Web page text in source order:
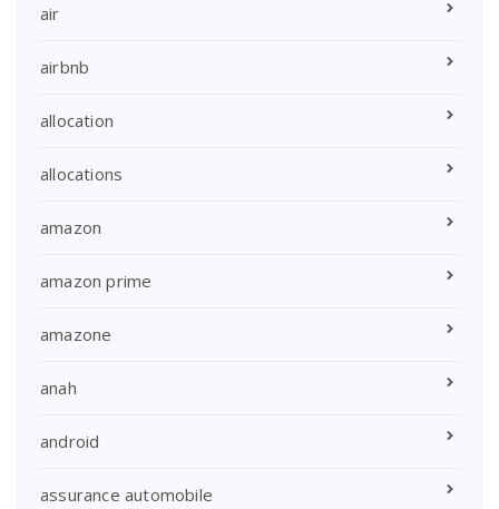
air
airbnb
allocation
allocations
amazon
amazon prime
amazone
anah
android
assurance automobile